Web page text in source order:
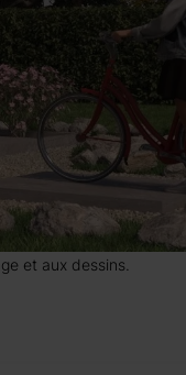
et aux dessins.